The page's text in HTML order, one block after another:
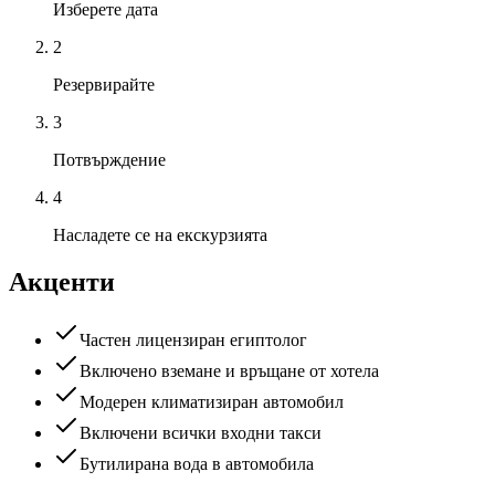
Изберете дата
2
Резервирайте
3
Потвърждение
4
Насладете се на екскурзията
Акценти
Частен лицензиран египтолог
Включено вземане и връщане от хотела
Модерен климатизиран автомобил
Включени всички входни такси
Бутилирана вода в автомобила